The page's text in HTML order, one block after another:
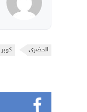
الحضري كوبر